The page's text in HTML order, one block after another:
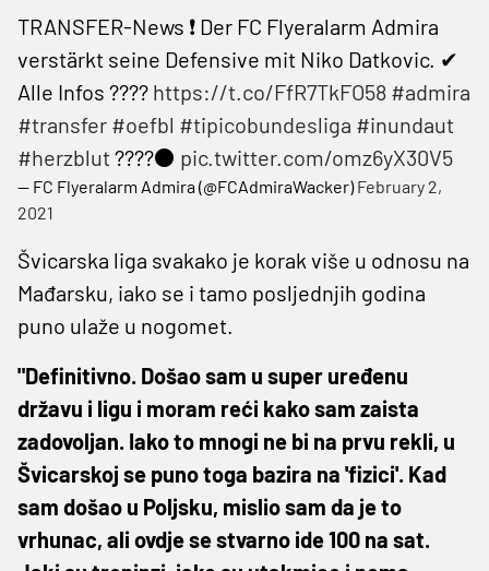
TRANSFER-News ❗ Der FC Flyeralarm Admira
verstärkt seine Defensive mit Niko Datkovic. ✔
Alle Infos ???? https://t.co/FfR7TkFO58 #admira
#transfer #oefbl #tipicobundesliga #inundaut
#herzblut????⚫ pic.twitter.com/omz6yX30V5
— FC Flyeralarm Admira (@FCAdmiraWacker)February 2,
2021
Švicarska liga svakako je korak više u odnosu na
Mađarsku, iako se i tamo posljednjih godina
puno ulaže u nogomet.
"Definitivno. Došao sam u super uređenu
državu i ligu i moram reći kako sam zaista
zadovoljan. Iako to mnogi ne bi na prvu rekli, u
Švicarskoj se puno toga bazira na 'fizici'. Kad
sam došao u Poljsku, mislio sam da je to
vrhunac, ali ovdje se stvarno ide 100 na sat.